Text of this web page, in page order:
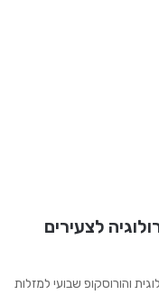
לצעירים
והורוסקופ שבועי למזלות